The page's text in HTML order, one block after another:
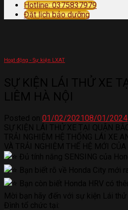
Hotline: 0375837979
Đặt lịch bảo dưỡng
Hoạt động - Sự kiện LXAT
01/02/202108/01/2024